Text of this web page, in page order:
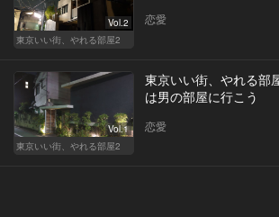
Vol.2
東京いい街、やれる部屋2
恋愛
Vol.1
東京いい街、やれる部屋2
東京いい街、やれる部
は男の部屋に行こう
恋愛